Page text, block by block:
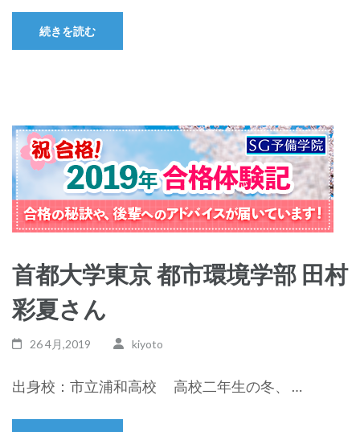
続きを読む
首都大学東京 都市環境学部 田村
彩夏さん
26 4月,2019 kiyoto
出身校：市立浦和高校 高校二年生の冬、 …